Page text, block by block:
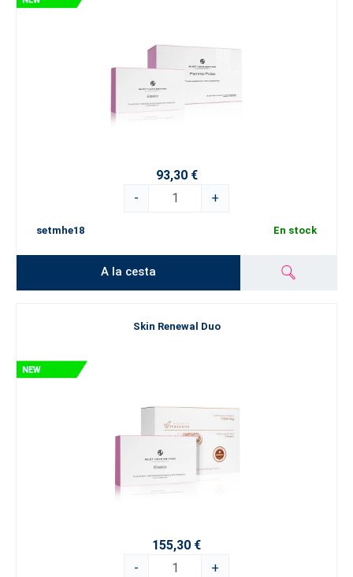
93,30 €
-
+
setmhe18 En stock
A la cesta
Skin Renewal Duo
155,30 €
-
+